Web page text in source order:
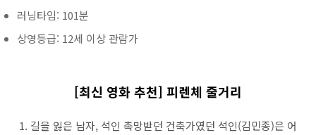
러닝타임: 101분
상영등급: 12세 이상 관람가
[최신 영화 추천] 피렌체 줄거리
1. 길을 잃은 남자, 석인 촉망받던 건축가였던 석인(김민종)은 어